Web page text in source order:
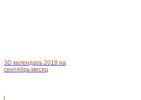
3D календарь 2018 на
сентябрь месяц